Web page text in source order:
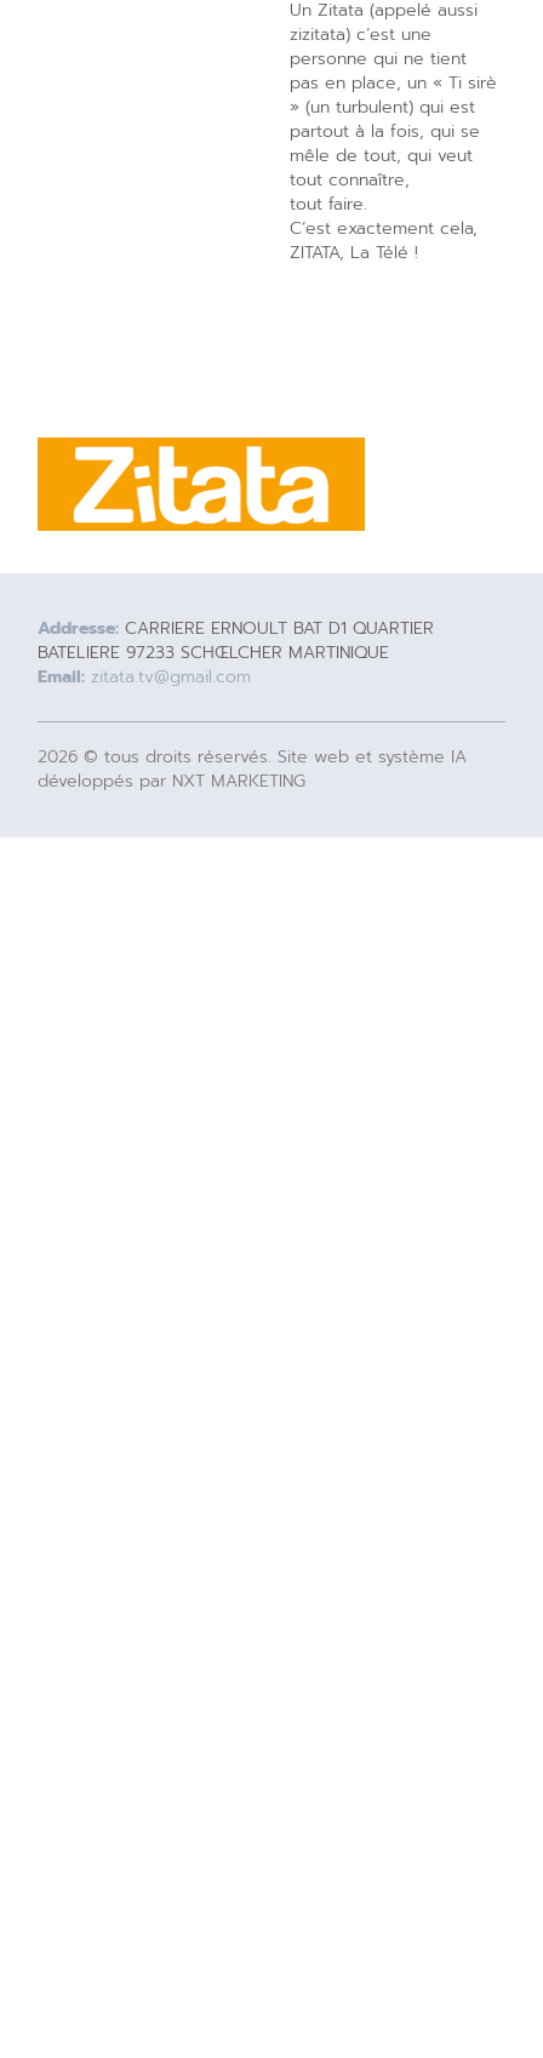
Un Zitata (appelé aussi
zizitata) c’est une
personne qui ne tient
pas en place, un « Ti sirè
» (un turbulent) qui est
partout à la fois, qui se
mêle de tout, qui veut
tout connaître,
tout faire.
C’est exactement cela,
ZITATA, La Télé !
Addresse: CARRIERE ERNOULT BAT D1 QUARTIER
BATELIERE 97233 SCHŒLCHER MARTINIQUE
Email: zitata.tv@gmail.com
2026 © tous droits réservés. Site web et système IA
développés par NXT MARKETING